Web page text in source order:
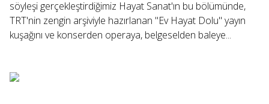
söyleşi gerçekleştirdiğimiz Hayat Sanat'ın bu bölümünde,
TRT'nin zengin arşiviyle hazırlanan "Ev Hayat Dolu" yayın
kuşağını ve konserden operaya, belgeselden baleye...